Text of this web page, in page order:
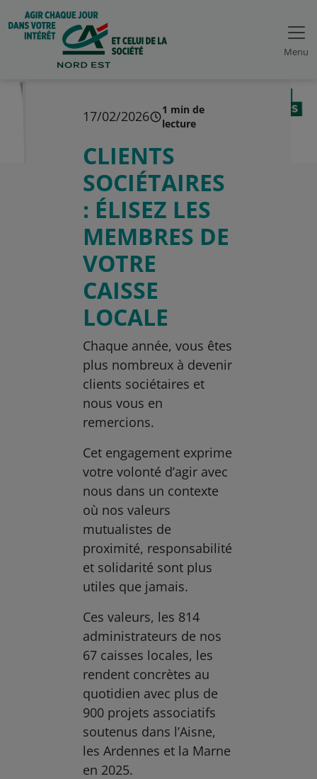
Menu
17/02/2026
1 min de
lecture
CLIENTS
SOCIÉTAIRES
: ÉLISEZ LES
MEMBRES DE
VOTRE
CAISSE
LOCALE
Chaque année, vous êtes
plus nombreux à devenir
clients sociétaires et
nous vous en
remercions.
Cet engagement exprime
votre volonté d’agir avec
nous dans un contexte
où nos valeurs
mutualistes de
proximité, responsabilité
et solidarité sont plus
utiles que jamais.
Ces valeurs, les 814
administrateurs de nos
67 caisses locales, les
rendent concrètes au
quotidien avec plus de
900 projets associatifs
soutenus dans l’Aisne,
les Ardennes et la Marne
en 2025.